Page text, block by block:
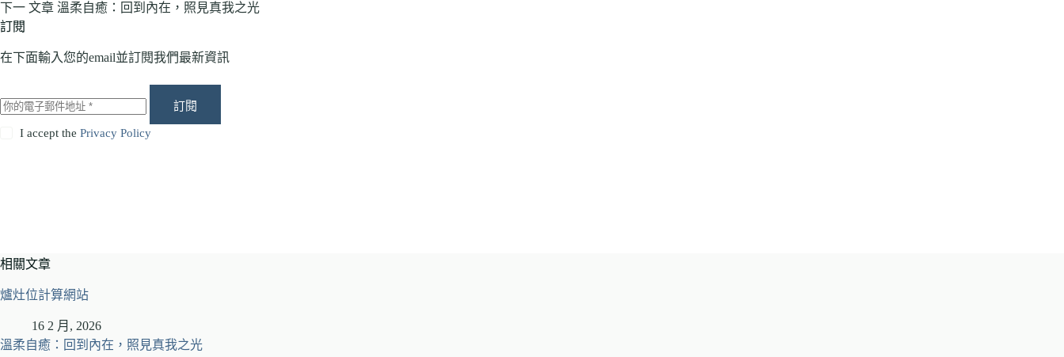
下一 文章 溫柔自癒：回到內在，照見真我之光
訂閱
在下面輸入您的email並訂閱我們最新資訊
訂閱
I accept thePrivacy Policy
相關文章
爐灶位計算網站
16 2 月, 2026
溫柔自癒：回到內在，照見真我之光